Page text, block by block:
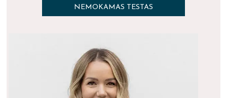
NEMOKAMAS TESTAS